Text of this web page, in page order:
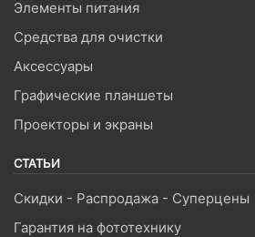
Элементы питания
Средства для очистки
Аксессуары
Графические планшеты
Проекторы и экраны
СТАТЬИ
Скидки - Распродажа - Суперцены
Гарантия на фототехнику